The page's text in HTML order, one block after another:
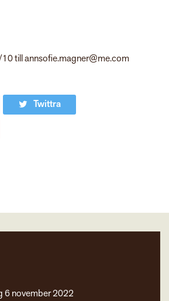
till annsofie.magner@me.com
Twittra
6 november 2022